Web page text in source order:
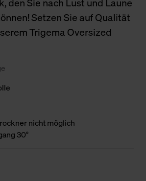
den Sie nach Lust und Laune
Setzen Sie auf Qualität
Trigema Oversized
nicht möglich
30°